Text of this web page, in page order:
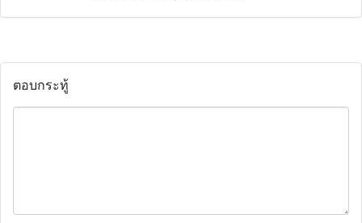
ตอบกระทู้